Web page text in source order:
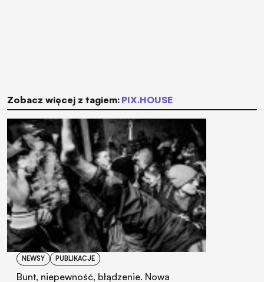
Zobacz więcej z tagiem: PIX.HOUSE
NEWSY PUBLIKACJE
Bunt, niepewność, błądzenie. Nowa